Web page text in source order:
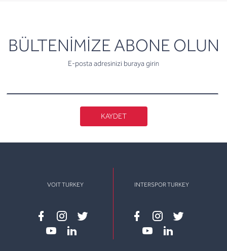
BÜLTENİMİZE ABONE OLUN
E-posta adresinizi buraya girin
newsletter
KAYDET
VOIT TURKEY
Facebook
instagram
twitter
INTERSPOR TURKEY
Facebook
instagram
twitter